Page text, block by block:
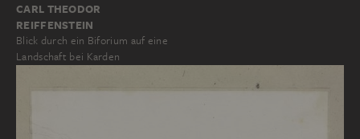
CARL THEODOR
REIFFENSTEIN
Blick durch ein Biforium auf eine
Landschaft bei Karden